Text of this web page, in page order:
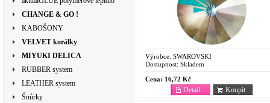
CHANGE & GO !
KABOŠONY
VELVET korálky
MIYUKI DELICA
RUBBER system
LEATHER system
Šnůrky
Výrobce: SWAROVSKI
Dostupnost: Skladem
Cena: 16,72 Kč
Koupit
Detail